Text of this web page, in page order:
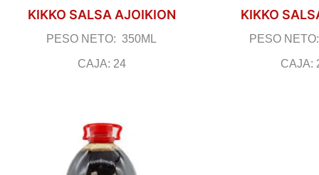
KIKKO SALSA AJOIKION
PESO NETO: 350ML
CAJA: 24
KIKKO
PESO
CAJA: